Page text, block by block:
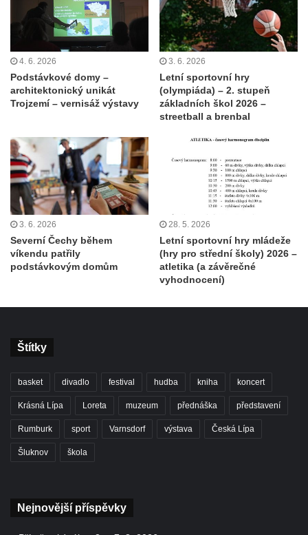
4. 6. 2026
Podstávkové domy –
architektonický unikát
Trojzemí – vernisáž výstavy
3. 6. 2026
Letní sportovní hry
(olympiáda) – 2. stupeň
základních škol 2026 –
streetball a brenbal
3. 6. 2026
Severní Čechy během
víkendu patřily
podstávkovým domům
28. 5. 2026
Letní sportovní hry mládeže
(hry pro střední školy) 2026 –
atletika (a závěrečné
vyhodnocení)
Štítky
basket divadlo festival hudba kniha koncert
Krásná Lípa Loreta muzeum přednáška představení
Rumburk sport Varnsdorf výstava Česká Lípa
Šluknov škola
Nejnovější příspěvky